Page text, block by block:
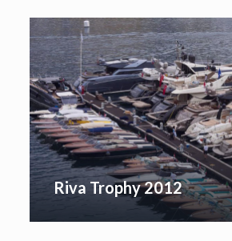
Riva Trophy 2012